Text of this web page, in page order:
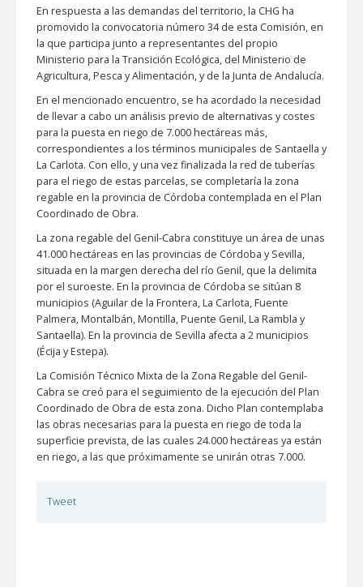
En respuesta a las demandas del territorio, la CHG ha
promovido la convocatoria número 34 de esta Comisión, en
la que participa junto a representantes del propio
Ministerio para la Transición Ecológica, del Ministerio de
Agricultura, Pesca y Alimentación, y de la Junta de Andalucía.
En el mencionado encuentro, se ha acordado la necesidad
de llevar a cabo un análisis previo de alternativas y costes
para la puesta en riego de 7.000 hectáreas más,
correspondientes a los términos municipales de Santaella y
La Carlota. Con ello, y una vez finalizada la red de tuberías
para el riego de estas parcelas, se completaría la zona
regable en la provincia de Córdoba contemplada en el Plan
Coordinado de Obra.
La zona regable del Genil-Cabra constituye un área de unas
41.000 hectáreas en las provincias de Córdoba y Sevilla,
situada en la margen derecha del río Genil, que la delimita
por el suroeste. En la provincia de Córdoba se sitúan 8
municipios (Aguilar de la Frontera, La Carlota, Fuente
Palmera, Montalbán, Montilla, Puente Genil, La Rambla y
Santaella). En la provincia de Sevilla afecta a 2 municipios
(Écija y Estepa).
La Comisión Técnico Mixta de la Zona Regable del Genil-
Cabra se creó para el seguimiento de la ejecución del Plan
Coordinado de Obra de esta zona. Dicho Plan contemplaba
las obras necesarias para la puesta en riego de toda la
superficie prevista, de las cuales 24.000 hectáreas ya están
en riego, a las que próximamente se unirán otras 7.000.
Tweet